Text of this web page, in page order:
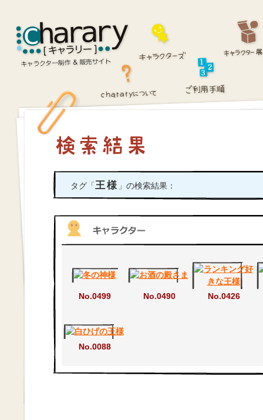
タグ「王様 」の検索結果：
No.0499 No.0490 No.0426
No.0088